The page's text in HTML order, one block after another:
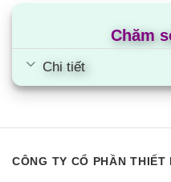
trong quá trình giặt.
Dễ dàng theo dõi
Chiếc máy giặt sấy
và xử lý nhanh các
nhờ kết nối với ứng
Chăm
Chi tiết
CÔNG TY CỔ PHẦN THIẾT